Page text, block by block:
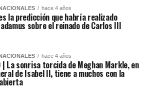
hace 4 años
la predicción que habría realizado
sobre el reinado de Carlos III
hace 4 años
| La sonrisa torcida de Meghan Markle, en
de Isabel II, tiene a muchos con la